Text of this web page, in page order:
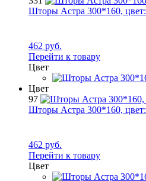
Шторы Астра 300*160, цвет:
462 руб.
Перейти к товару
Цвет
Цвет
97
Шторы Астра 300*160, цвет:
462 руб.
Перейти к товару
Цвет